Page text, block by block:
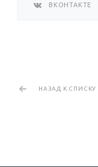
ВКОНТАКТЕ
НАЗАД К СПИСКУ